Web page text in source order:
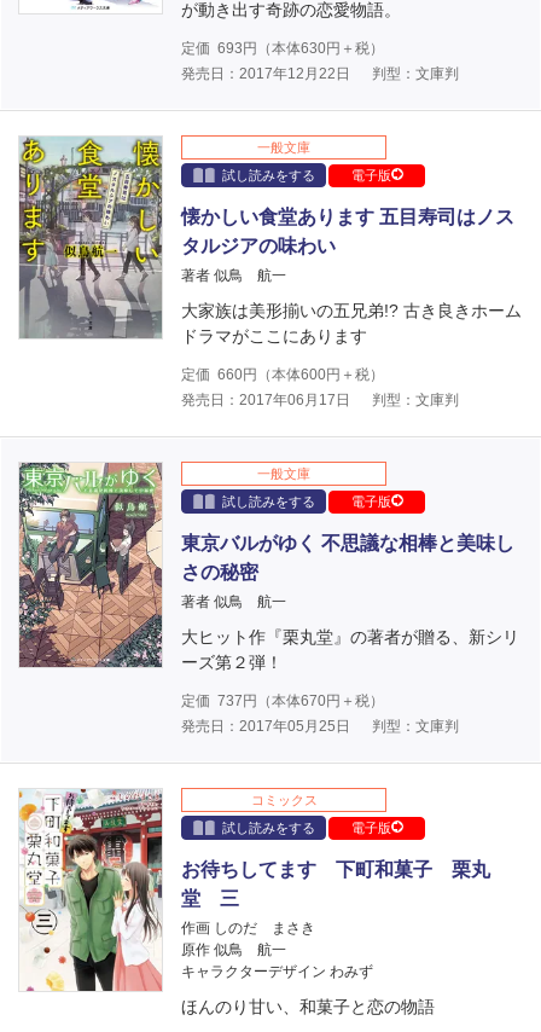
が動き出す奇跡の恋愛物語。
定価 693 円（本体630円＋税）
発売日：2017年12月22日
判型：文庫判
一般文庫
試し読みをする
電子版
懐かしい食堂あります 五目寿司はノス
タルジアの味わい
著者 似鳥 航一
大家族は美形揃いの五兄弟!? 古き良きホーム
ドラマがここにあります
定価 660円（本体600円＋税）
発売日：2017年06月17日
判型：文庫判
一般文庫
試し読みをする
電子版
東京バルがゆく 不思議な相棒と美味し
さの秘密
著者 似鳥 航一
大ヒット作『栗丸堂』の著者が贈る、新シリ
ーズ第２弾！
定価 737 円（本体670円＋税）
発売日：2017年05月25日
判型：文庫判
コミックス
試し読みをする
電子版
お待ちしてます 下町和菓子 栗丸
堂 三
作画 しのだ まさき
原作 似鳥 航一
キャラクターデザイン わみず
ほんのり甘い、和菓子と恋の物語